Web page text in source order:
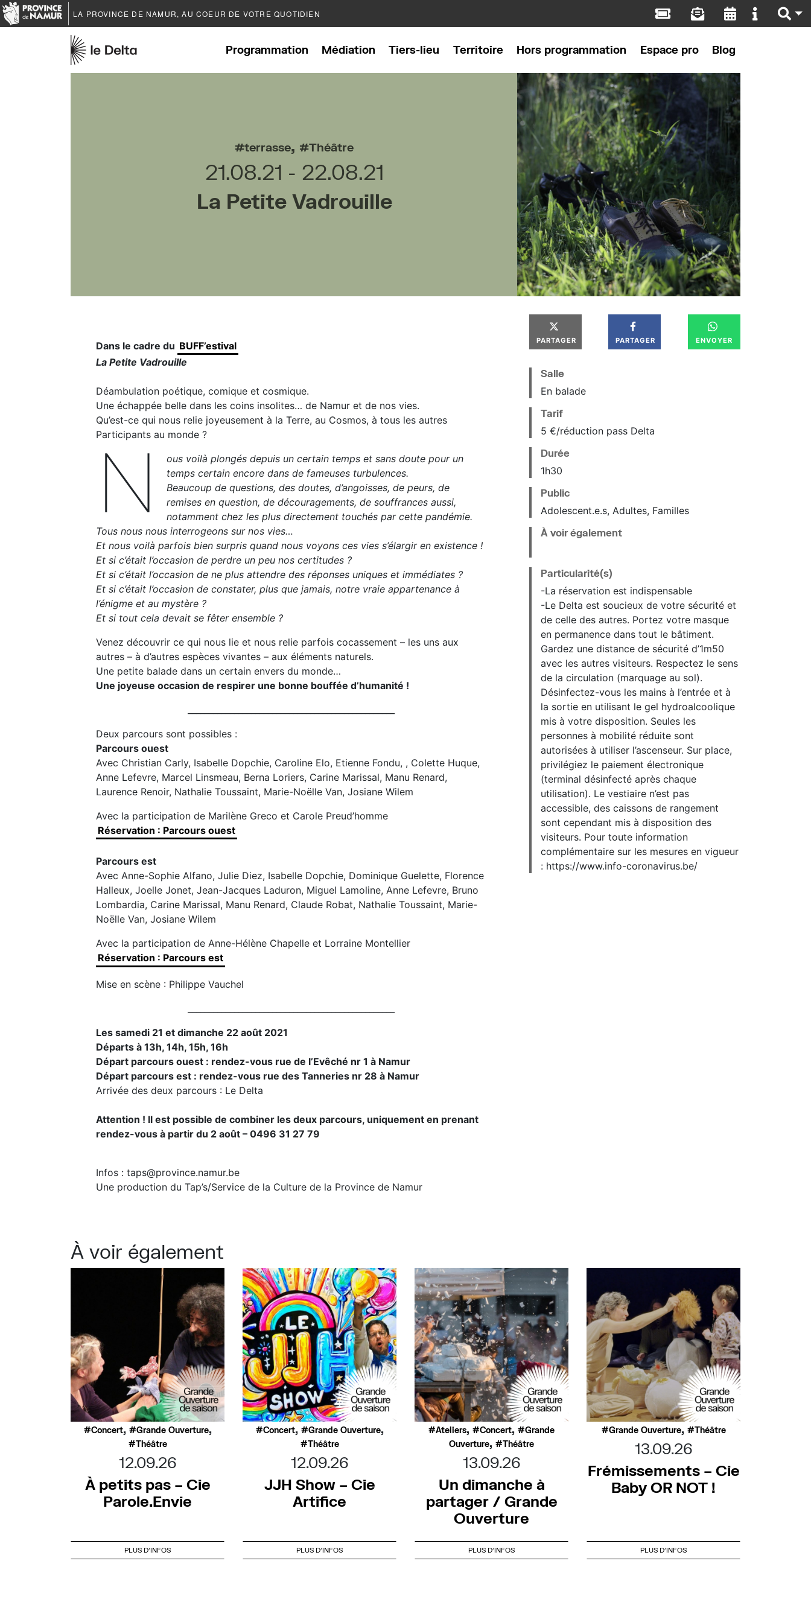
LA PROVINCE DE NAMUR, AU COEUR DE VOTRE QUOTIDIEN
Programmation Médiation Tiers-lieu Territoire Hors programmation Espace pro Blog
terrasse, Théâtre
21.08.21
22.08.21
La Petite Vadrouille
Dans le cadre du BUFF’estival
La Petite Vadrouille
Déambulation poétique, comique et cosmique.
Une échappée belle dans les coins insolites… de Namur et de nos vies.
Qu’est-ce qui nous relie joyeusement à la Terre, au Cosmos, à tous les autres
Participants au monde ?
N
ous voilà plongés depuis un certain temps et sans doute pour un
temps certain encore dans de fameuses turbulences.
Beaucoup de questions, des doutes, d’angoisses, de peurs, de
remises en question, de découragements, de souffrances aussi,
notamment chez les plus directement touchés par cette pandémie.
Tous nous nous interrogeons sur nos vies…
Et nous voilà parfois bien surpris quand nous voyons ces vies s’élargir en existence !
Et si c’était l’occasion de perdre un peu nos certitudes ?
Et si c’était l’occasion de ne plus attendre des réponses uniques et immédiates ?
Et si c’était l’occasion de constater, plus que jamais, notre vraie appartenance à
l’énigme et au mystère ?
Et si tout cela devait se fêter ensemble ?
Venez découvrir ce qui nous lie et nous relie parfois cocassement – les uns aux
autres – à d’autres espèces vivantes – aux éléments naturels.
Une petite balade dans un certain envers du monde…
Une joyeuse occasion de respirer une bonne bouffée d’humanité !
Deux parcours sont possibles :
Parcours ouest
Avec Christian Carly, Isabelle Dopchie, Caroline Elo, Etienne Fondu, , Colette Huque,
Anne Lefevre, Marcel Linsmeau, Berna Loriers, Carine Marissal, Manu Renard,
Laurence Renoir, Nathalie Toussaint, Marie-Noëlle Van, Josiane Wilem
Avec la participation de Marilène Greco et Carole Preud’homme
Réservation : Parcours ouest
Parcours est
Avec Anne-Sophie Alfano, Julie Diez, Isabelle Dopchie, Dominique Guelette, Florence
Halleux, Joelle Jonet, Jean-Jacques Laduron, Miguel Lamoline, Anne Lefevre, Bruno
Lombardia, Carine Marissal, Manu Renard, Claude Robat, Nathalie Toussaint, Marie-
Noëlle Van, Josiane Wilem
Avec la participation de Anne-Hélène Chapelle et Lorraine Montellier
Réservation : Parcours est
Mise en scène : Philippe Vauchel
Les samedi 21 et dimanche 22 août 2021
Départs à 13h, 14h, 15h, 16h
Départ parcours ouest : rendez-vous rue de l’Evêché nr 1 à Namur
Départ parcours est : rendez-vous rue des Tanneries nr 28 à Namur
Arrivée des deux parcours : Le Delta
Attention ! Il est possible de combiner les deux parcours, uniquement en prenant
rendez-vous à partir du 2 août – 0496 31 27 79
Infos : taps@province.namur.be
Une production du Tap’s/Service de la Culture de la Province de Namur
PARTAGER PARTAGER ENVOYER
Salle
En balade
Tarif
5 €/réduction pass Delta
Durée
1h30
Public
Adolescent.e.s, Adultes, Familles
À voir également
Particularité(s)
-La réservation est indispensable
-Le Delta est soucieux de votre sécurité et
de celle des autres. Portez votre masque
en permanence dans tout le bâtiment.
Gardez une distance de sécurité d’1m50
avec les autres visiteurs. Respectez le sens
de la circulation (marquage au sol).
Désinfectez-vous les mains à l’entrée et à
la sortie en utilisant le gel hydroalcoolique
mis à votre disposition. Seules les
personnes à mobilité réduite sont
autorisées à utiliser l’ascenseur. Sur place,
privilégiez le paiement électronique
(terminal désinfecté après chaque
utilisation). Le vestiaire n’est pas
accessible, des caissons de rangement
sont cependant mis à disposition des
visiteurs. Pour toute information
complémentaire sur les mesures en vigueur
: https://www.info-coronavirus.be/
À voir également
Concert, Grande Ouverture,
Théâtre
12.09.26
À petits pas – Cie
Parole.Envie
PLUS D'INFOS
Concert, Grande Ouverture,
Théâtre
12.09.26
JJH Show – Cie
Artifice
PLUS D'INFOS
Ateliers, Concert,
Grande
Ouverture, Théâtre
13.09.26
Un dimanche à
partager / Grande
Ouverture
PLUS D'INFOS
Grande Ouverture, Théâtre
13.09.26
Frémissements – Cie
Baby OR NOT !
PLUS D'INFOS